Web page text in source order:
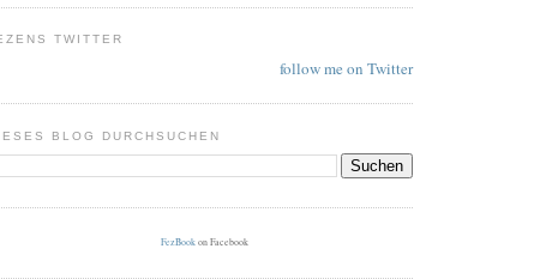
TWITTER
follow me on Twitter
BLOG DURCHSUCHEN
FezBook on Facebook